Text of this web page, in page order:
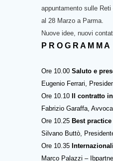
appuntamento sulle
al 28 Marzo a Parma.
Nuove idee, nuovi
P R O G R A M M A
Ore 10.00Saluto e
Eugenio Ferrari,
Ore 10.10
Il contratto
Fabrizio Garaffa,
Ore 10.25 Best practice
Silvano Buttò,
Ore 10.35
Marco Palazzi –